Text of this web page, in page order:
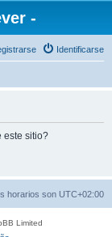
-
Identificarse
este sitio?
horarios son UTC+02:00
Limited